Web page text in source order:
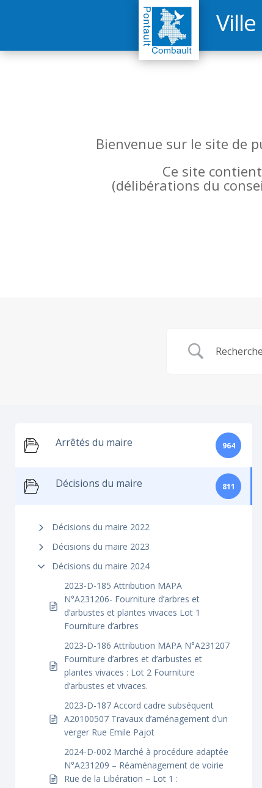
Bienvenue sur le site de
Ce site
(délibérations du
Arrêtés du maire 964
Décisions du maire 811
Décisions du maire 2022
Décisions du maire 2023
Décisions du maire 2024
2023-D-185 Attribution MAPA
N°A231206- Fourniture d’arbres et
d’arbustes et plantes vivaces Lot 1
Fourniture d’arbres
2023-D-186 Attribution MAPA N°A231207
Fourniture d’arbres et d’arbustes et
plantes vivaces : Lot 2 Fourniture
d’arbustes et vivaces.
2023-D-187 Accord cadre subséquent
A20100507 Travaux d’aménagement d’un
verger Rue Emile Pajot
2024-D-002 Marché à procédure adaptée
N°A231209 – Réaménagement de voirie
Rue de la Libération – Lot 1 :